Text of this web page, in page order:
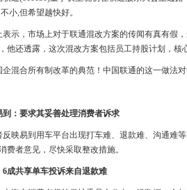
小,但希望越快好。
表示，市场上对于联通混改方案的传闻有真有假
他还透露，这次混改方案包括员工持股计划，核
企混合所有制改革的典范！中国联通的这一做法
到：要求其妥善处理消费者诉求
映易到用车平台出现打车难、退款难、沟通难
费者意见，尽快采取整改措施。
6成共享单车投诉来自退款难